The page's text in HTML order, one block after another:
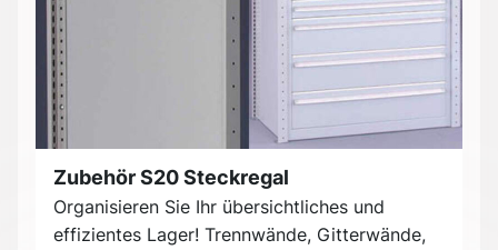
Zubehör S20 Steckregal
Organisieren Sie Ihr übersichtliches und
effizientes Lager! Trennwände, Gitterwände,